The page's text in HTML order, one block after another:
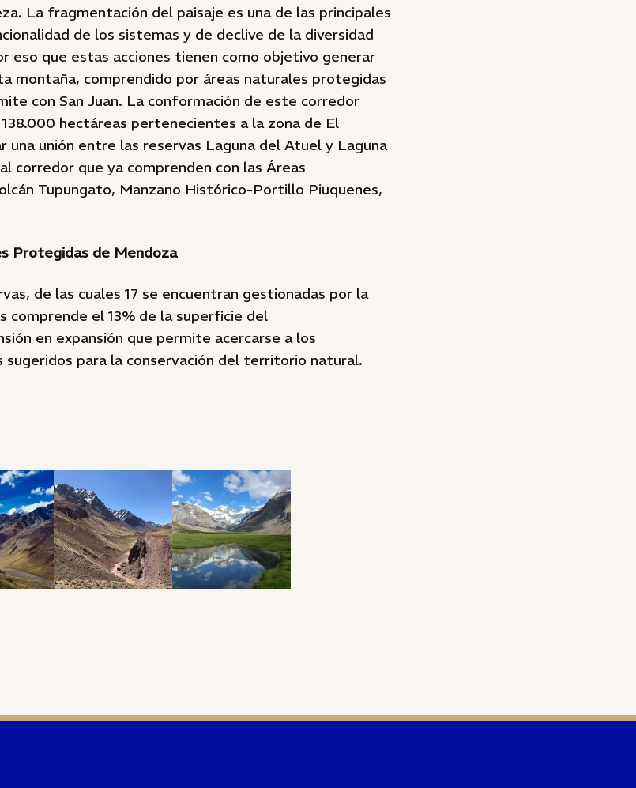
La fragmentación del paisaje es una de las principales
de los sistemas y de declive de la diversidad
eso que estas acciones tienen como objetivo generar
montaña, comprendido por áreas naturales protegidas
con San Juan. La conformación de este corredor
hectáreas pertenecientes a la zona de El
una unión entre las reservas Laguna del Atuel y Laguna
corredor que ya comprenden con las Áreas
Tupungato, Manzano Histórico-Portillo Piuquenes,
Protegidas de Mendoza
de las cuales 17 se encuentran gestionadas por la
comprende el 13% de la superficie del
en expansión que permite acercarse a los
para la conservación del territorio natural.